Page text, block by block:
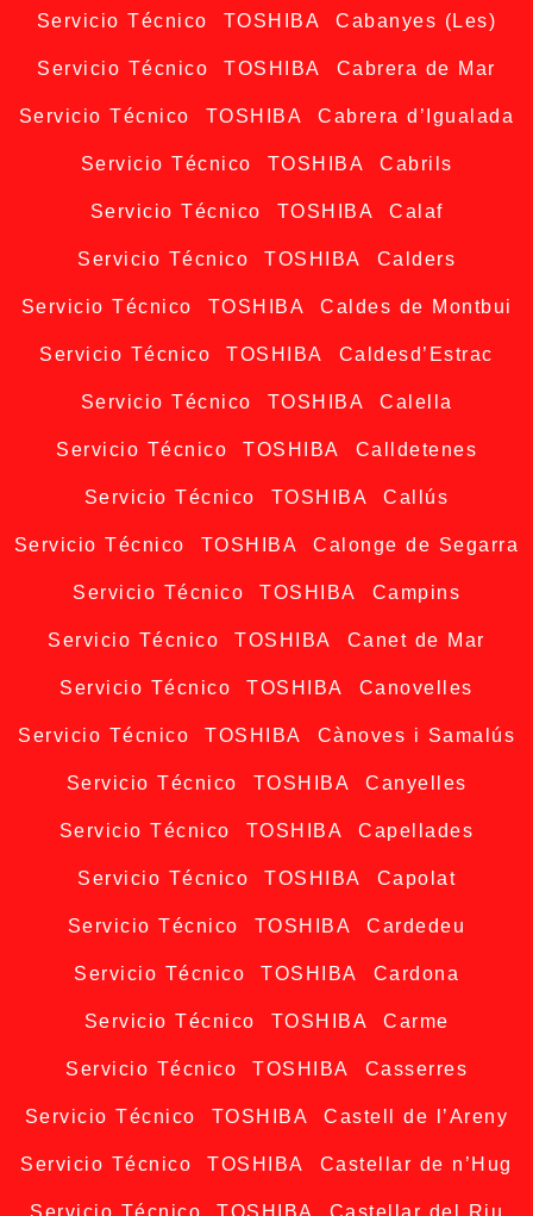
Servicio Técnico TOSHIBA Cabanyes (Les)
Servicio Técnico TOSHIBA Cabrera de Mar
Servicio Técnico TOSHIBA Cabrera d’Igualada
Servicio Técnico TOSHIBA Cabrils
Servicio Técnico TOSHIBA Calaf
Servicio Técnico TOSHIBA Calders
Servicio Técnico TOSHIBA Caldes de Montbui
Servicio Técnico TOSHIBA Caldesd’Estrac
Servicio Técnico TOSHIBA Calella
Servicio Técnico TOSHIBA Calldetenes
Servicio Técnico TOSHIBA Callús
Servicio Técnico TOSHIBA Calonge de Segarra
Servicio Técnico TOSHIBA Campins
Servicio Técnico TOSHIBA Canet de Mar
Servicio Técnico TOSHIBA Canovelles
Servicio Técnico TOSHIBA Cànoves i Samalús
Servicio Técnico TOSHIBA Canyelles
Servicio Técnico TOSHIBA Capellades
Servicio Técnico TOSHIBA Capolat
Servicio Técnico TOSHIBA Cardedeu
Servicio Técnico TOSHIBA Cardona
Servicio Técnico TOSHIBA Carme
Servicio Técnico TOSHIBA Casserres
Servicio Técnico TOSHIBA Castell de l’Areny
Servicio Técnico TOSHIBA Castellar de n’Hug
Servicio Técnico TOSHIBA Castellar del Riu